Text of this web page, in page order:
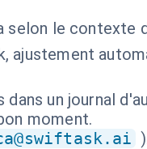
selon le contexte
ajustement
un journal
moment.